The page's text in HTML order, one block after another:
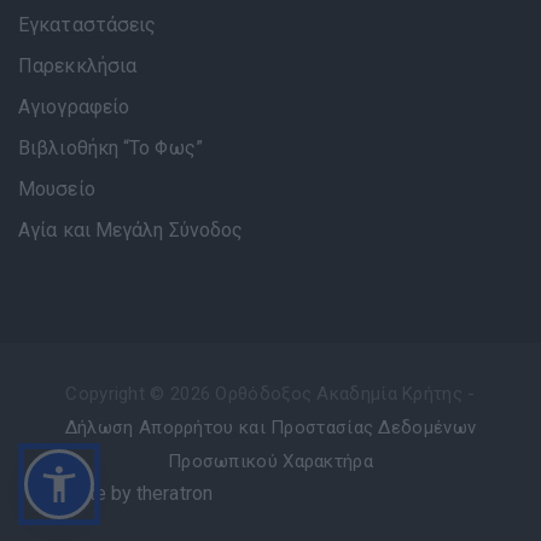
Εγκαταστάσεις
Παρεκκλήσια
Αγιογραφείο
Βιβλιοθήκη “Το Φως”
Μουσείο
Αγία και Μεγάλη Σύνοδος
Δήλωση Απορρήτου και Προστασίας Δεδομένων
Προσωπικού Χαρακτήρα
website by theratron